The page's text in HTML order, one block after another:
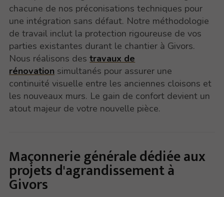
chacune de nos préconisations techniques pour
une intégration sans défaut. Notre méthodologie
de travail inclut la protection rigoureuse de vos
parties existantes durant le chantier à Givors.
Nous réalisons destravaux de
rénovation simultanés pour assurer une
continuité visuelle entre les anciennes cloisons et
les nouveaux murs. Le gain de confort devient un
atout majeur de votre nouvelle pièce.
Maçonnerie générale dédiée aux
projets d'agrandissement à
Givors